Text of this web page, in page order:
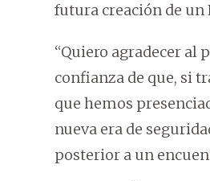
futura creación de un
“Quiero agradecer
confianza de que, si
que hemos
nueva era de
posterior a un